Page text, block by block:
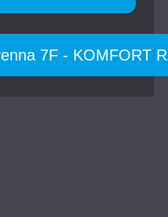
7F - KOMFORT